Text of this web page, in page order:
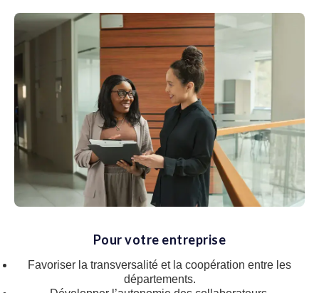
Pour votre entreprise
Favoriser la transversalité et la coopération entre les
départements.